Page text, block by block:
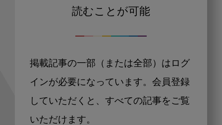
読むことが可能
掲載記事の一部（または全部）はログ
インが必要になっています。会員登録
していただくと、すべての記事をご覧
いただけます。